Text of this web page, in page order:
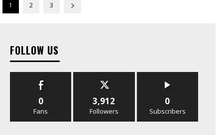
1 2 3
FOLLOW US
0
Fans
3,912
Followers
0
Subscribers